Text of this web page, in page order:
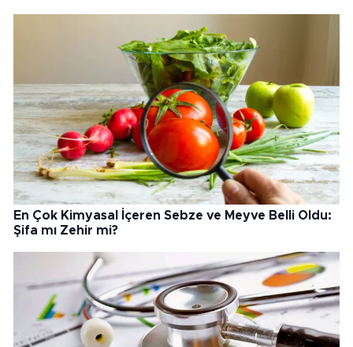
En Çok Kimyasal İçeren Sebze ve Meyve Belli Oldu:
Şifa mı Zehir mi?